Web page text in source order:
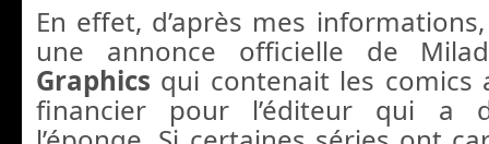
En effet, d’après mes
une annonce officielle de
Graphics qui contenait les
financier pour l’éditeur qui a